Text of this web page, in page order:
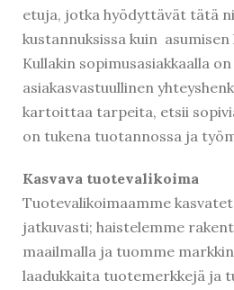
etuja, jotka hyödyttävät tätä
kustannuksissa kuin asumisen
Kullakin sopimusasiakkaalla
asiakasvastuullinen
kartoittaa tarpeita, etsii
on tukena tuotannossa ja
Kasvava tuotevalikoima
Tuotevalikoimaamme
jatkuvasti; haistelemme
maailmalla ja tuomme
laadukkaita tuotemerkkejä ja